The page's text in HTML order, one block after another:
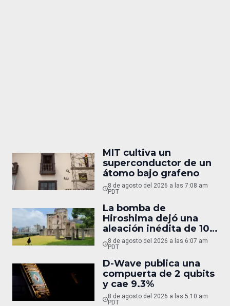
MIT cultiva un
superconductor de un
átomo bajo grafeno
8 de agosto del 2026 a las 7:08 am
PDT
La bomba de
Hiroshima dejó una
aleación inédita de 10
micras
8 de agosto del 2026 a las 6:07 am
PDT
D-Wave publica una
compuerta de 2 qubits
y cae 9.3%
8 de agosto del 2026 a las 5:10 am
PDT